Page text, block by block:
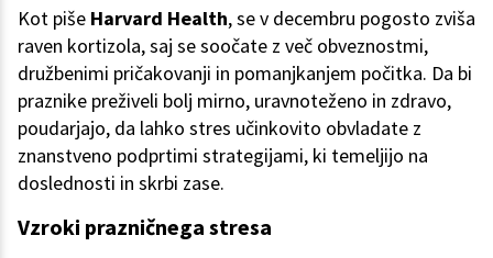
Kot piše Harvard Health, se v decembru pogosto zviša
raven kortizola, saj se soočate z več obveznostmi,
družbenimi pričakovanji in pomanjkanjem počitka. Da bi
praznike preživeli bolj mirno, uravnoteženo in zdravo,
poudarjajo, da lahko stres učinkovito obvladate z
znanstveno podprtimi strategijami, ki temeljijo na
doslednosti in skrbi zase.
Vzroki prazničnega stresa